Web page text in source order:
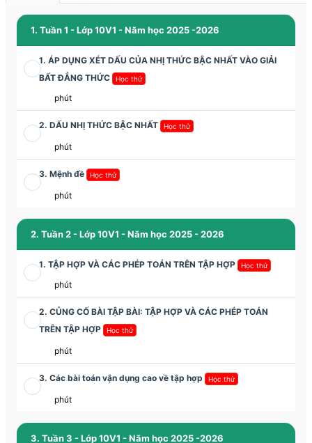
1. Tuần 1 - Lớp 10V1 - Năm học 2025 -2026
1. ÁP DỤNG XÉT DẤU CỦA NHỊ THỨC BẬC NHẤT VÀO GIẢI
BẤT ĐẲNG THỨC
Học thử
phút
2. DẤU NHỊ THỨC BẬC NHẤT Học thử
phút
3. Mệnh đề Học thử
phút
2. Tuần 2 - Lớp 10V1 - Năm học 2025 - 2026
1. TẬP HỢP VÀ CÁC PHÉP TOÁN TRÊN TẬP HỢP Học thử
phút
2. CỦNG CỐ BÀI TẬP BÀI: TẬP HỢP VÀ CÁC PHÉP TOÁN
TRÊN TẬP HỢP
Học thử
phút
3. Các bài toán vận dụng cao về tập hợp Học thử
phút
3. Tuần 3 - Lớp 10V1 - Năm học 2025 -2026